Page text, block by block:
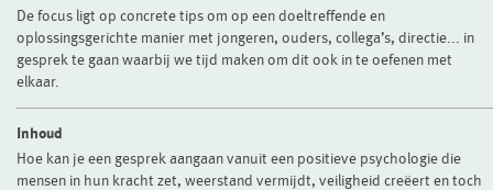
De focus ligt op concrete tips om op een doeltreffende en
oplossingsgerichte manier met jongeren, ouders, collega’s, directie... in
gesprek te gaan waarbij we tijd maken om dit ook in te oefenen met
elkaar.
Inhoud
Hoe kan je een gesprek aangaan vanuit een positieve psychologie die
mensen in hun kracht zet, weerstand vermijdt, veiligheid creëert en toch